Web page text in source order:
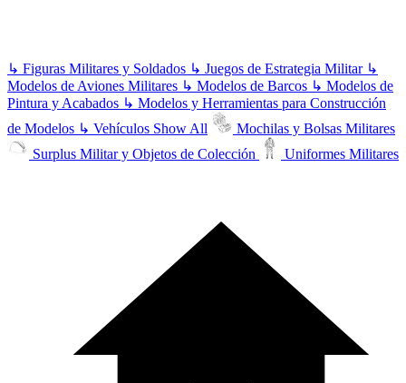
↳ Figuras Militares y Soldados ↳ Juegos de Estrategia Militar ↳
Modelos de Aviones Militares ↳ Modelos de Barcos ↳ Modelos de
Pintura y Acabados ↳ Modelos y Herramientas para Construcción
de Modelos ↳ Vehículos Show All
Mochilas y Bolsas Militares
Surplus Militar y Objetos de Colección
Uniformes Militares